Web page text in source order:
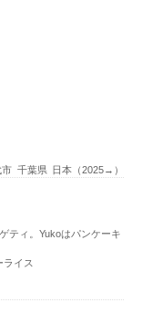
市 千葉県 日本（2025→）
ティ。Yukoはパンケーキ
イス